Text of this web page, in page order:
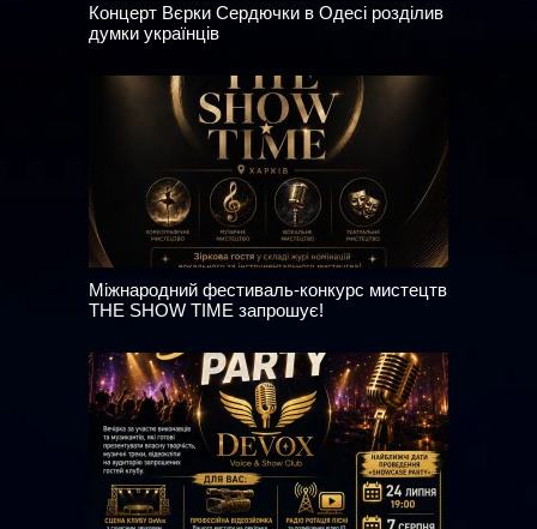
Концерт Вєрки Сердючки в Одесі розділив
думки українців
Міжнародний фестиваль-конкурс мистецтв
THE SHOW TIME запрошує!